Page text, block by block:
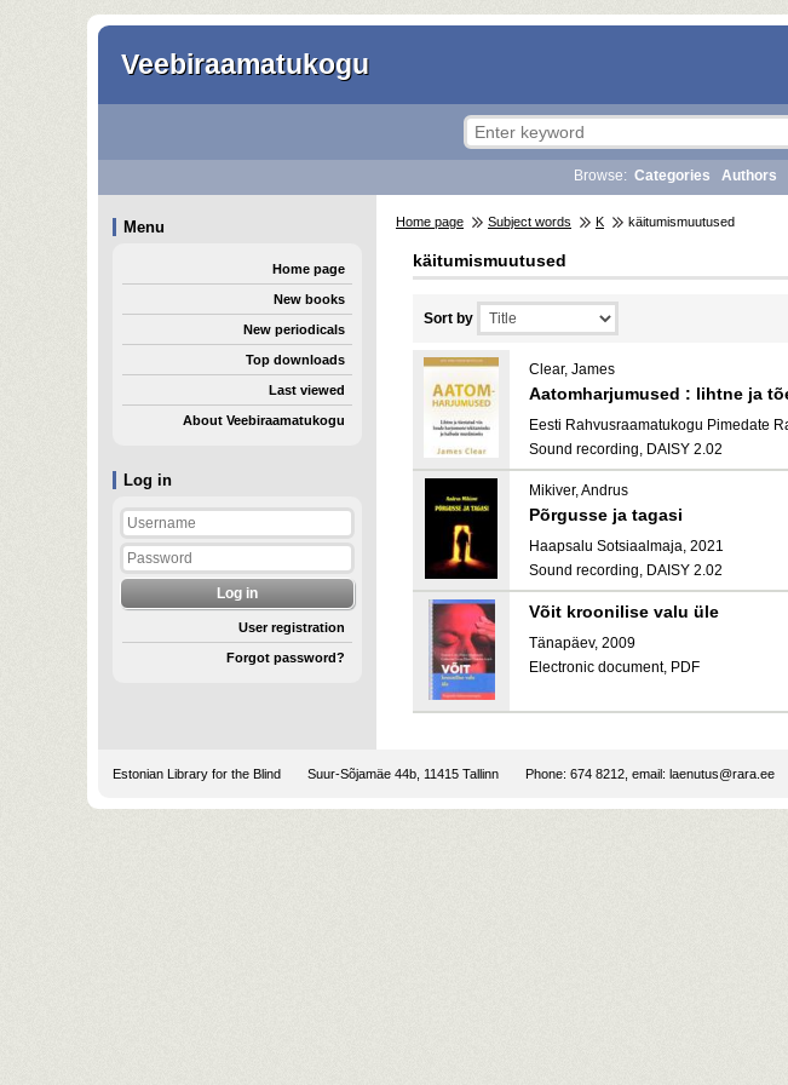
Veebiraamatukogu
Log in
User registration
Forgot password?
Browse: Categories Authors
Menu
Home page
New books
New periodicals
Top downloads
Last viewed
About Veebiraamatukogu
Home page Subject words K käitumismuutused
käitumismuutused
Sort by
Clear, James
Aatomharjumused : lihtne ja
Eesti Rahvusraamatukogu Pimedate
Sound recording, DAISY 2.02
Mikiver, Andrus
Põrgusse ja tagasi
Haapsalu Sotsiaalmaja, 2021
Sound recording, DAISY 2.02
Võit kroonilise valu üle
Tänapäev, 2009
Electronic document, PDF
Estonian Library for the Blind Suur-Sõjamäe 44b, 11415 Tallinn Phone: 674 8212, email: laenutus@rara.ee